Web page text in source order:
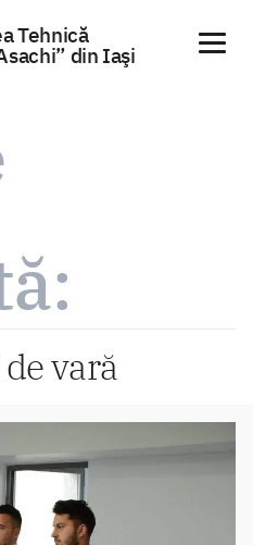
Tehnică
din Iaşi
vară